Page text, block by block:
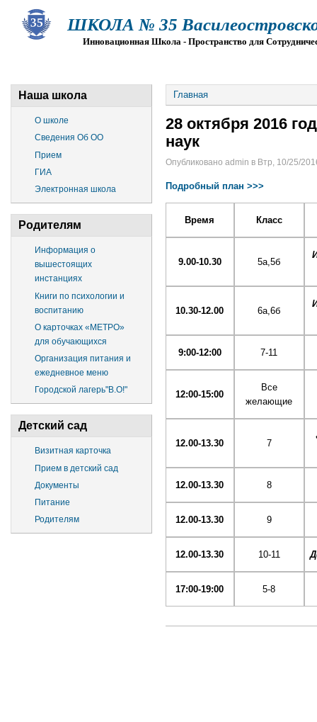
ШКОЛА № 35
Инновационная Школа - Пространство для
Наша школа
О школе
Сведения Об ОО
Прием
ГИА
Электронная школа
Родителям
Информация о
вышестоящих
инстанциях
Книги по психологии и
воспитанию
О карточках «МЕТРО»
для обучающихся
Организация питания и
ежедневное меню
Городской лагерь"В.О!"
Детский сад
Визитная карточка
Прием в детский сад
Документы
Питание
Родителям
Главная
28 октября 2016
наук
Опубликовано admin в Втр, 10/25/
Подробный план >>>
Время Класс
9.00-10.30 5а,5б
10.30-12.00 6а,6б
9:00-12:00 7-11
12:00-15:00
Все
желающие
12.00-13.30 7
12.00-13.30 8
12.00-13.30 9
12.00-13.30 10-11
17:00-19:00 5-8